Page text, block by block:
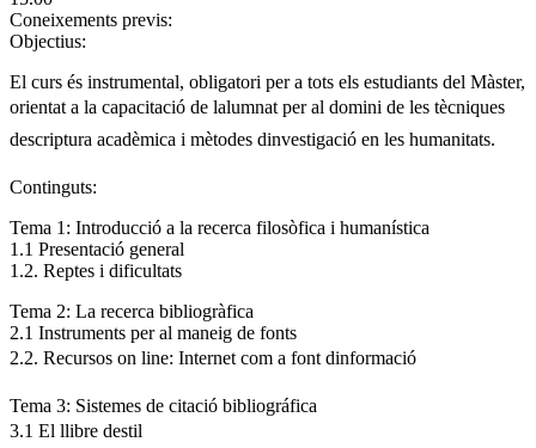
Coneixements previs:
Objectius:
El curs és instrumental, obligatori per a tots els estudiants del Màster,
orientat a la capacitació de lalumnat per al domini de les tècniques
descriptura acadèmica i mètodes dinvestigació en les humanitats.
Continguts:
Tema 1: Introducció a la recerca filosòfica i humanística
1.1 Presentació general
1.2. Reptes i dificultats
Tema 2: La recerca bibliogràfica
2.1 Instruments per al maneig de fonts
2.2. Recursos on line: Internet com a font dinformació
Tema 3: Sistemes de citació bibliográfica
3.1 El llibre destil